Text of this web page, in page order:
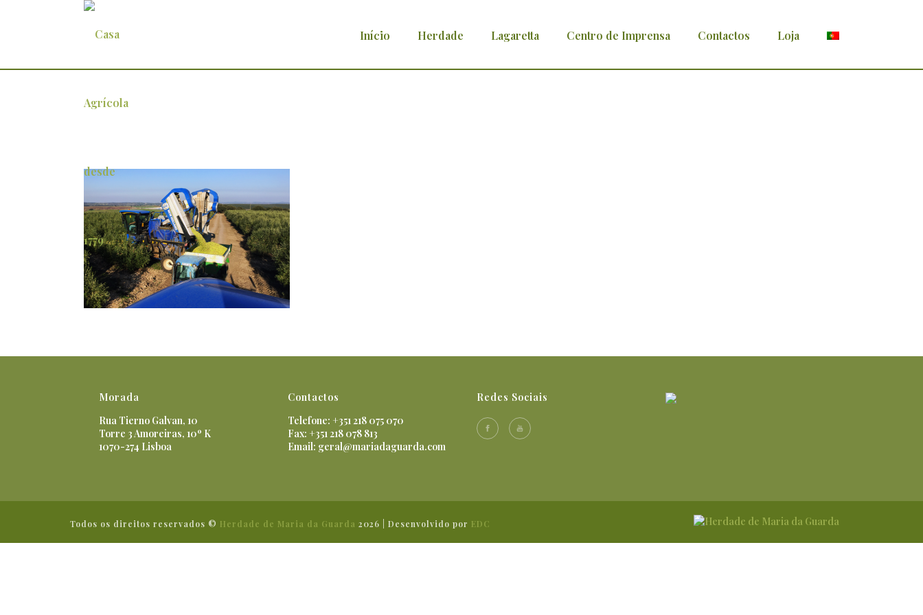
Início Herdade Lagaretta Centro de Imprensa Contactos Loja
Herdade Maria da Guarda
Morada
Rua Tierno Galvan, 10
Torre 3 Amoreiras, 10º K
1070-274 Lisboa
Contactos
Telefone: +351 218 075 070
Fax: +351 218 078 813
Email: geral@mariadaguarda.com
Redes Sociais
Todos os direitos reservados © Herdade de Maria da Guarda 2026 | Desenvolvido por EDC